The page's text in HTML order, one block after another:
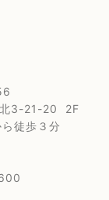
3-21-20 2F
歩３分